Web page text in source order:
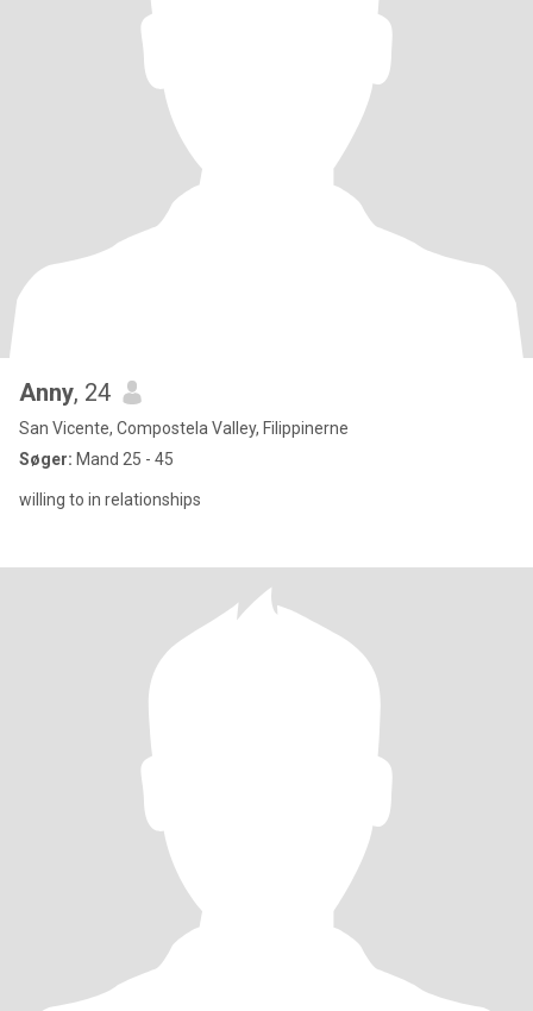
Anny, 24
San Vicente, Compostela Valley, Filippinerne
Søger: Mand 25 - 45
willing to in relationships